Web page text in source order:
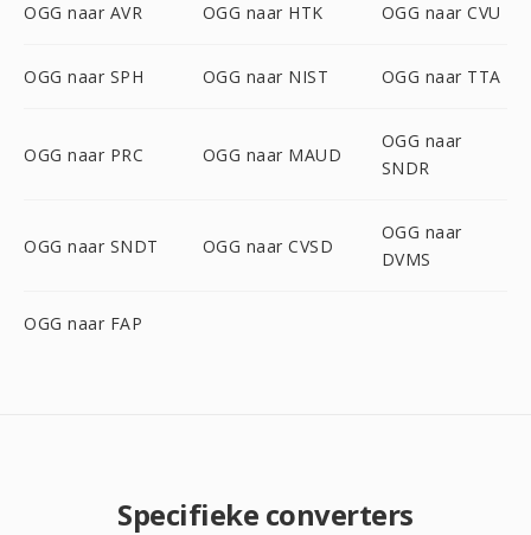
OGG naar AVR OGG naar HTK OGG naar CVU
OGG naar SPH OGG naar NIST OGG naar TTA
OGG naar PRC OGG naar MAUD
OGG naar
SNDR
OGG naar SNDT OGG naar CVSD
OGG naar
DVMS
OGG naar FAP
Specifieke converters